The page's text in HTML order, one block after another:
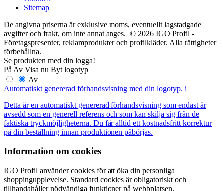
Sitemap
De angivna priserna är exklusive moms, eventuellt lagstadgade
avgifter och frakt, om inte annat anges. © 2026 IGO Profil -
Företagspresenter, reklamprodukter och profilkläder. Alla rättigheter
förbehållna.
Se produkten med din logga!
På Av Visa nu Byt logotyp
Av
Automatiskt genererad förhandsvisning med din logotyp. i
Detta är en automatiskt genererad förhandsvisning som endast är
avsedd som en generell referens och som kan skilja sig från de
faktiska tryckmöjligheterna. Du får alltid ett kostnadsfritt korrektur
på din beställning innan produktionen påbörjas.
Information om cookies
IGO Profil använder cookies för att öka din personliga
shoppingupplevelse. Standard cookies är obligatoriskt och
tillhandahåller nödvändiga funktioner på webbplatsen.